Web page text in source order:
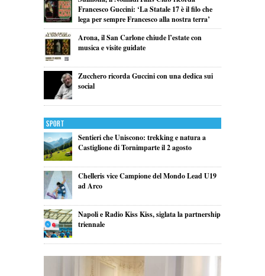
Francesco Guccini: ‘La Statale 17 è il filo che
lega per sempre Francesco alla nostra terra’
Arona, il San Carlone chiude l’estate con
musica e visite guidate
Zucchero ricorda Guccini con una dedica sui
social
Sport
Sentieri che Uniscono: trekking e natura a
Castiglione di Tornimparte il 2 agosto
Chelleris vice Campione del Mondo Lead U19
ad Arco
Napoli e Radio Kiss Kiss, siglata la partnership
triennale